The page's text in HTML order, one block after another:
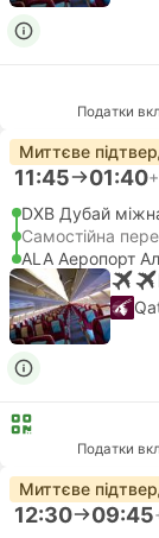
Податки
Миттєве
11:45 01:40
DXB Дубай
Самостійна
ALA Аеропорт
Податки
Миттєве
12:30 09:45